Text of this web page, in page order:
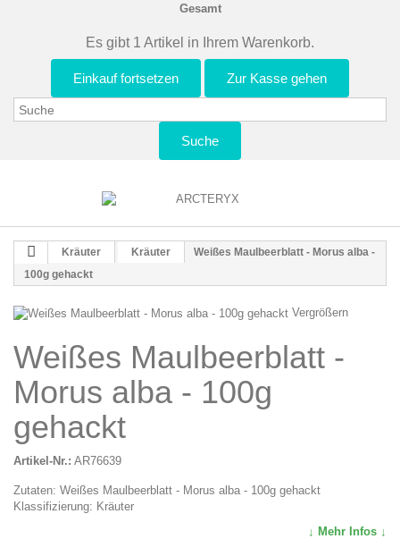
Gesamt
Es gibt 1 Artikel in Ihrem Warenkorb.
Einkauf fortsetzen Zur Kasse gehen
Suche
Kräuter Kräuter
Weißes Maulbeerblatt - Morus alba -
100g gehackt
Vergrößern
Weißes Maulbeerblatt -
Morus alba - 100g
gehackt
Artikel-Nr.: AR76639
Zutaten: Weißes Maulbeerblatt - Morus alba - 100g gehackt
Klassifizierung: Kräuter
↓ Mehr Infos ↓